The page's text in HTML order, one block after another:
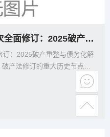
企业破产法大修18年首次全面修订：2025破产重整与债务化解全路径深度解析
：2025破产重整与债务化解
产法修订的重大历史节点